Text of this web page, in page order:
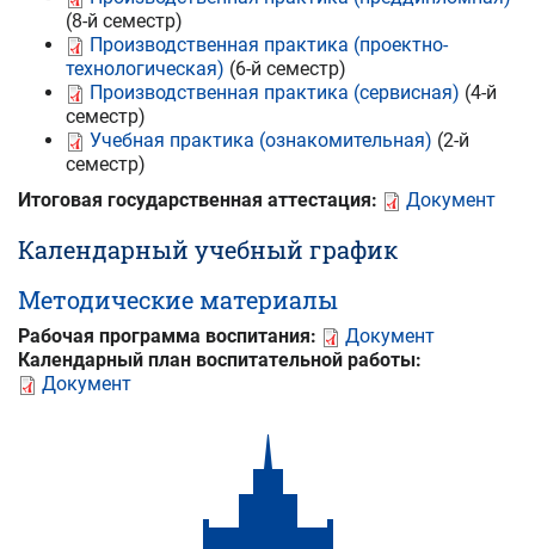
(8-й семестр)
Производственная практика (проектно-
технологическая) (6-й семестр)
Производственная практика (сервисная) (4-й
семестр)
Учебная практика (ознакомительная) (2-й
семестр)
Итоговая государственная аттестация:
Документ
Календарный учебный график
Методические материалы
Рабочая программа воспитания:
Документ
Календарный план воспитательной работы:
Документ